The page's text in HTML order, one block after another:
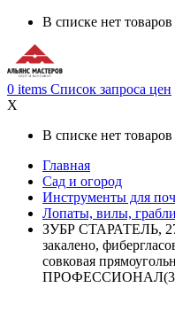
В списке нет товаров
0 items Список запроса цен
X
В списке нет товаров
Главная
Сад и огород
Инструменты для
Лопаты, вилы,
ЗУБР СТАРАТЕЛЬ,
закалено,
совковая